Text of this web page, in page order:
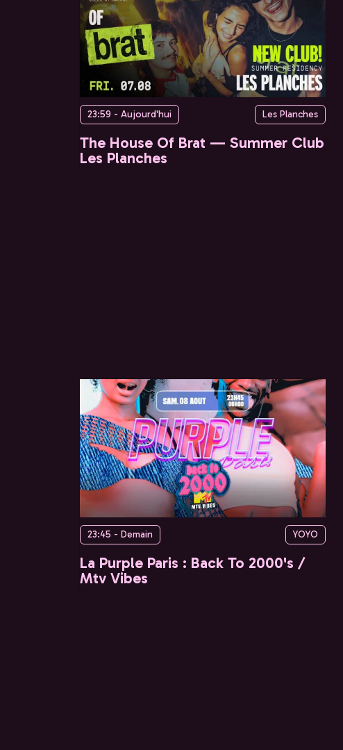
23:59 - Aujourd'hui Les Planches
The House Of Brat — Summer Club
Les Planches
23:45 - Demain YOYO
La Purple Paris : Back To 2000's /
Mtv Vibes